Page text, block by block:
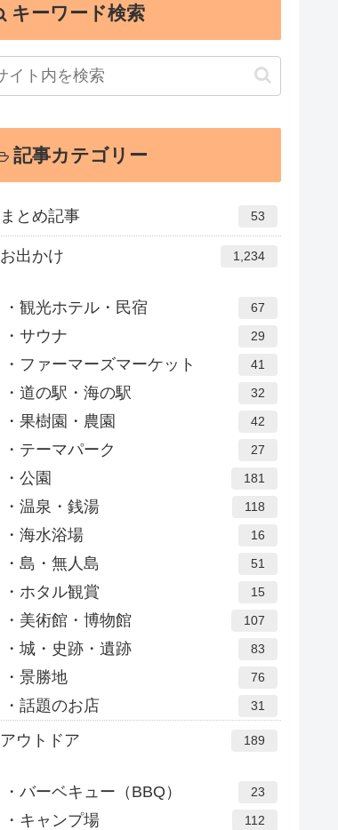
キーワード検索
記事カテゴリー
まとめ記事 53
お出かけ 1,234
観光ホテル・民宿 67
サウナ 29
ファーマーズマーケット 41
道の駅・海の駅 32
果樹園・農園 42
テーマパーク 27
公園 181
温泉・銭湯 118
海水浴場 16
島・無人島 51
ホタル観賞 15
美術館・博物館 107
城・史跡・遺跡 83
景勝地 76
話題のお店 31
アウトドア 189
バーベキュー（BBQ） 23
キャンプ場 112